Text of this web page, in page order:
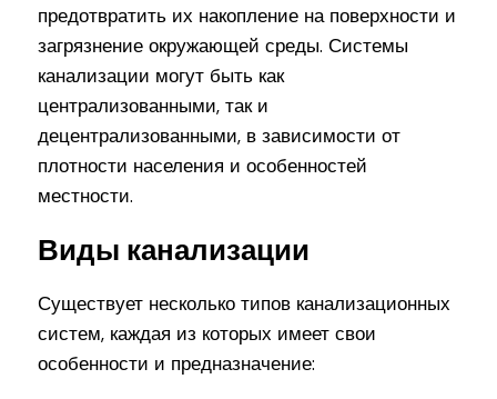
предотвратить их накопление на поверхности и
загрязнение окружающей среды. Системы
канализации могут быть как
централизованными, так и
децентрализованными, в зависимости от
плотности населения и особенностей
местности.
Виды канализации
Существует несколько типов канализационных
систем, каждая из которых имеет свои
особенности и предназначение: